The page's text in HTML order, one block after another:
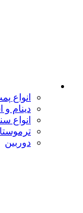
انواع
دینام و
انواع
دوربین